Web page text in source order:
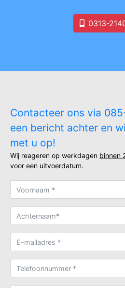
0313-
Contacteer ons via
een bericht achter en
met u op!
Wij reageren op werkdagen binnen
voor een uitvoerdatum.